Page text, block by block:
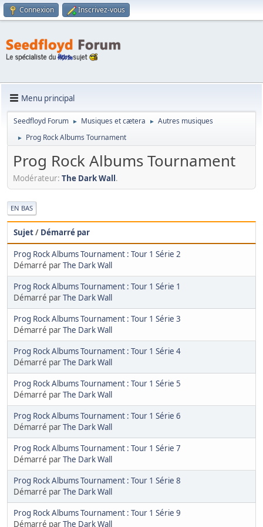
Connexion Inscrivez-vous
Menu principal
Seedfloyd Forum ► Musiques et cætera ► Autres musiques
► Prog Rock Albums Tournament
Prog Rock Albums Tournament
Modérateur: The Dark Wall.
EN BAS
Sujet/ Démarré par
Prog Rock Albums Tournament : Tour 1 Série 2
Démarré parThe Dark Wall
Prog Rock Albums Tournament : Tour 1 Série 1
Démarré parThe Dark Wall
Prog Rock Albums Tournament : Tour 1 Série 3
Démarré parThe Dark Wall
Prog Rock Albums Tournament : Tour 1 Série 4
Démarré parThe Dark Wall
Prog Rock Albums Tournament : Tour 1 Série 5
Démarré parThe Dark Wall
Prog Rock Albums Tournament : Tour 1 Série 6
Démarré parThe Dark Wall
Prog Rock Albums Tournament : Tour 1 Série 7
Démarré parThe Dark Wall
Prog Rock Albums Tournament : Tour 1 Série 8
Démarré parThe Dark Wall
Prog Rock Albums Tournament : Tour 1 Série 9
Démarré parThe Dark Wall